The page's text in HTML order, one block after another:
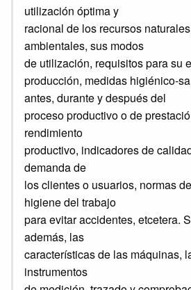
utilización óptima y
racional de los recursos
ambientales, sus modos
de utilización, requisitos para su
producción, medidas higiénico-
antes, durante y después del
proceso productivo o de
rendimiento
productivo, indicadores de
demanda de
los clientes o usuarios, normas
higiene del trabajo
para evitar accidentes, etcetera.
además, las
características de las máquinas,
instrumentos